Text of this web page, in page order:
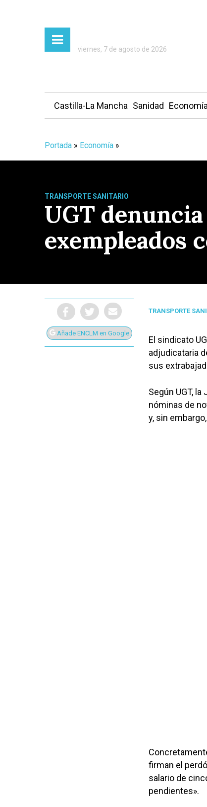
Presiona Intro para buscar o ESC para
viernes, 7 de agosto de 2026
Castilla-La Mancha Sanidad Economía
Portada » Economía »
TRANSPORTE SANITARIO
UGT
exempleados
Añade ENCLM en Google
TRANSPORTE
El sindicato
adjudicataria
sus
Según UGT,
nóminas de
y, sin
firman el
salario de
pendientes».